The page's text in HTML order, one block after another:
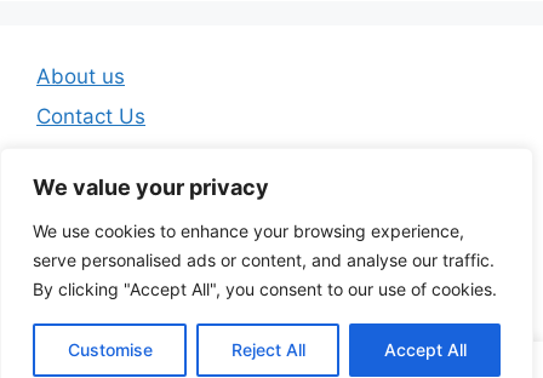
We value your privacy
We use cookies to enhance your browsing experience,
serve personalised ads or content, and analyse our traffic.
By clicking "Accept All", you consent to our use of cookies.
Customise Reject All Accept All
About us
Contact Us
Privacy Policy
Terms And Conditions
© 2026 Telugu Jobs Guru - Latest Telugu Job Updates
• Built withGeneratePress
WA Channel Telegram YouTube FB